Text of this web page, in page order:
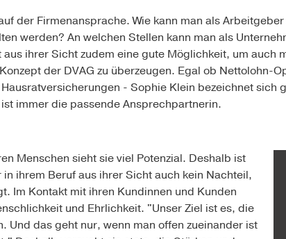
der Firmenansprache. Wie kann man als
werden? An welchen Stellen kann man als
ihrer Sicht zudem eine gute Möglichkeit, um auch
der DVAG zu überzeugen. Egal ob Nettolohn-
- Sophie Klein bezeichnet sich
immer die passende Ansprechpartnerin.
Menschen sieht sie viel Potenzial. Deshalb ist
ihrem Beruf aus ihrer Sicht auch kein Nachteil,
Im Kontakt mit ihren Kundinnen und Kunden
und Ehrlichkeit. "Unser Ziel ist es, die
Und das geht nur, wenn man offen zueinander ist